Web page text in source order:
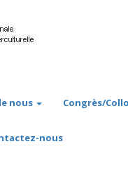
nous Congrès/
nous